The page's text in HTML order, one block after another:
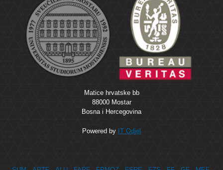
Matice hrvatske bb
88000 Mostar
Bosna i Hercegovina
Powered by IT Odjel